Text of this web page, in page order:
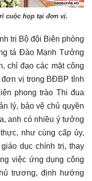
cuộc họp tại đơn vị.
trị Bộ đội Biên phòng
tá Đào Mạnh Tưởng
chỉ đạo các mặt công
vị trong BĐBP tỉnh
phong trào Thi đua
lý, bảo vệ chủ quyền
anh có nhiều ý tưởng
như cùng cấp ủy,
dục chính trị, thay
việc ứng dụng công
trương, định hướng